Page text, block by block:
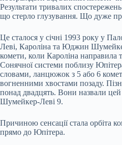
Результати тривалих
що стерло глузування. Що дуже
Це сталося у січні 1993 року у
Леві, Кароліна та Юджин
комети, коли Кароліна направила
Сонячної системи поблизу
словами, ланцюжок з 5 або 6
вогненними хвостами позаду.
понад двадцять. Вони назвали
Шумейкер-Леві 9.
Причиною сенсації стала орбіта
прямо до Юпітера.